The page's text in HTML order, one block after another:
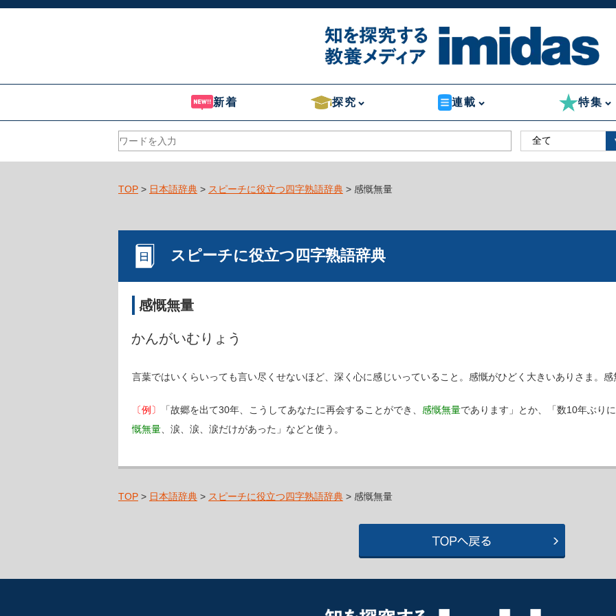
新着 探究 連載 特集
TOP > 日本語辞典 > スピーチに役立つ四字熟語辞典 > 感慨無量
スピーチに役立つ四字熟語辞典
感慨無量
かんがいむりょう
言葉ではいくらいっても言い尽くせないほど、深く心に感じいっていること。感慨がひどく大きいありさま。感
〔例〕 「故郷を出て30年、こうしてあなたに再会することができ、 感慨無量であります」とか、「数10年ぶり
慨無量 、涙、涙、涙だけがあった」などと使う。
TOP > 日本語辞典 > スピーチに役立つ四字熟語辞典 > 感慨無量